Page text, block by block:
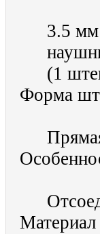
3.5
(1
Форма